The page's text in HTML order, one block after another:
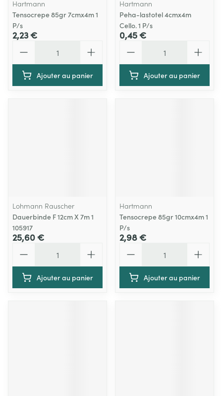
Hartmann
Tensocrepe 85gr 7cmx4m 1
P/s
2,23 €
Ajouter au panier
Hartmann
Peha-lastotel 4cmx4m
Cello. 1 P/s
0,45 €
Ajouter au panier
Lohmann Rauscher
Dauerbinde F 12cm X 7m 1
105917
25,60 €
Ajouter au panier
Hartmann
Tensocrepe 85gr 10cmx4m 1
P/s
2,98 €
Ajouter au panier